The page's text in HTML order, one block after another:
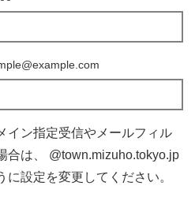
イン指定受信やメールフィル
合は、
@town.mizuho.tokyo.jp
設定を変更してください。